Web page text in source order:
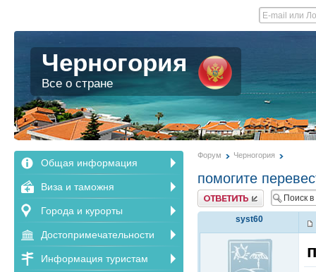
Черногория
Все о стране
Общая информация
Виза и таможня
Города и курорты
Достопримечательности
Информация туристам
Форум Черногория
помогите
Ответить
syst60